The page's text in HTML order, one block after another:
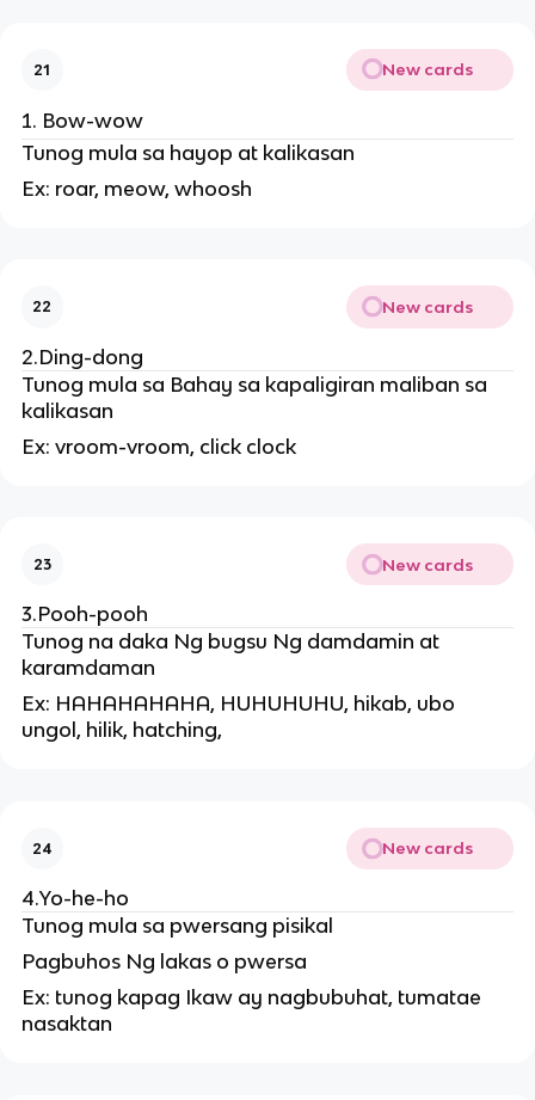
21 New cards
Bow-wow
Tunog mula sa hayop at kalikasan
Ex: roar, meow, whoosh
22 New cards
2.Ding-dong
Tunog mula sa Bahay sa kapaligiran maliban sa
kalikasan
Ex: vroom-vroom, click clock
23 New cards
3.Pooh-pooh
Tunog na daka Ng bugsu Ng damdamin at
karamdaman
Ex: HAHAHAHAHA, HUHUHUHU, hikab, ubo
ungol, hilik, hatching,
24 New cards
4.Yo-he-ho
Tunog mula sa pwersang pisikal
Pagbuhos Ng lakas o pwersa
Ex: tunog kapag Ikaw ay nagbubuhat, tumatae
nasaktan